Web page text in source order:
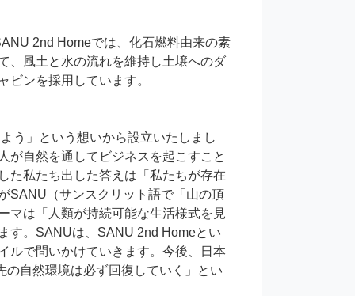
2nd Homeでは、化石燃料由来の素
、風土と水の流れを維持し土壌へのダ
ンを採用しています。
う」という想いから設立いたしまし
が自然を通してビジネスを起こすこと
た私たち出した答えは「私たちが存在
SANU（サンスクリット語で「山の頂
マは「人類が持続可能な生活様式を見
す。SANUは、SANU 2nd Homeとい
ルで問いかけていきます。今後、日本
自然環境は必ず回復していく」とい